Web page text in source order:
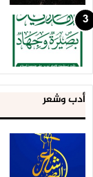
أدب وشعر